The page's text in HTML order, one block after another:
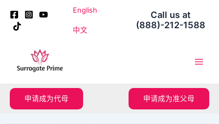
English
中文
Call us at
(888)-212-1588
申请成为代母 申请成为准父母
navigation